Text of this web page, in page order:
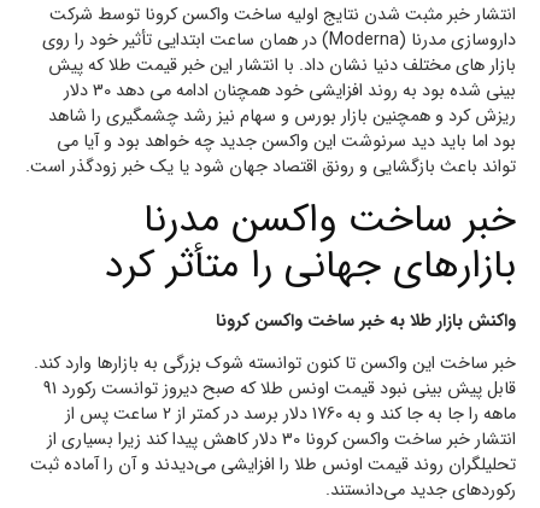
انتشار خبر مثبت شدن نتایج اولیه ساخت واکسن کرونا توسط شرکت
داروسازی مدرنا (Moderna) در همان ساعت ابتدایی تأثیر خود را روی
بازار های مختلف دنیا نشان داد. با انتشار این خبر قیمت طلا که پیش
بینی شده بود به روند افزایشی خود همچنان ادامه می دهد 30 دلار
ریزش کرد و همچنین بازار بورس و سهام نیز رشد چشمگیری را شاهد
بود اما باید دید سرنوشت این واکسن جدید چه خواهد بود و آیا می
تواند باعث بازگشایی و رونق اقتصاد جهان شود یا یک خبر زودگذر است.
خبر ساخت واکسن مدرنا
بازارهای جهانی را متأثر کرد
واکنش بازار طلا به خبر ساخت واکسن کرونا
خبر ساخت این واکسن تا کنون توانسته شوک بزرگی به بازارها وارد کند.
قابل پیش بینی نبود قیمت اونس طلا که صبح دیروز توانست رکورد 91
ماهه را جا به جا کند و به 1760 دلار برسد در کمتر از 2 ساعت پس از
انتشار خبر ساخت واکسن کرونا 30 دلار کاهش پیدا کند زیرا بسیاری از
تحلیلگران روند قیمت اونس طلا را افزایشی می‌دیدند و آن را آماده ثبت
رکورد‌های جدید می‌دانستند.